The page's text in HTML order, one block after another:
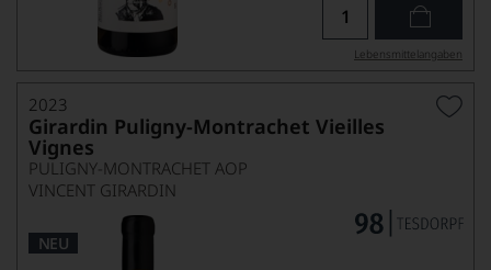
Lebensmittel­angaben
2023
Girardin Puligny-Montrachet Vieilles
Vignes
PULIGNY-MONTRACHET AOP
VINCENT GIRARDIN
NEU